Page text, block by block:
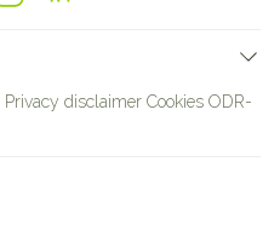
Privacy disclaimer Cookies ODR-